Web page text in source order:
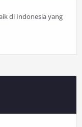
di Indonesia yang